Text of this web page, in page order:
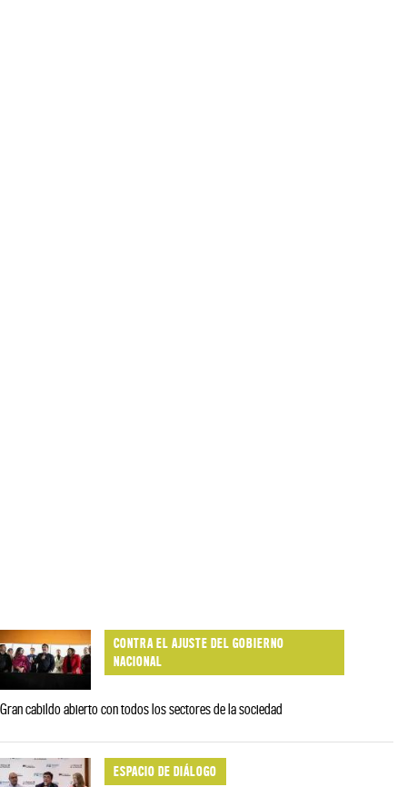
CONTRA EL AJUSTE DEL GOBIERNO
NACIONAL
Gran cabildo abierto con todos los sectores de la sociedad
ESPACIO DE DIÁLOGO